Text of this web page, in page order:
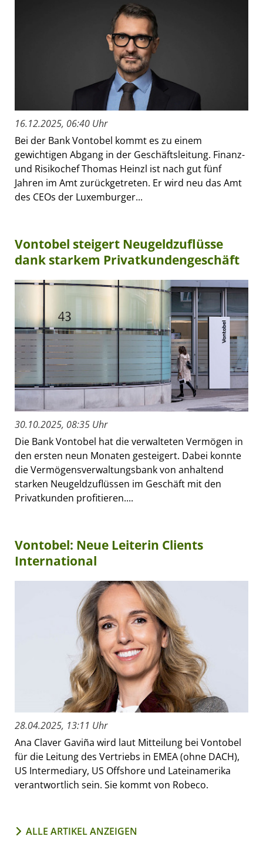
16.12.2025, 06:40 Uhr
Bei der Bank Vontobel kommt es zu einem
gewichtigen Abgang in der Geschäftsleitung. Finanz-
und Risikochef Thomas Heinzl ist nach gut fünf
Jahren im Amt zurückgetreten. Er wird neu das Amt
des CEOs der Luxemburger...
Vontobel steigert Neugeldzuflüsse
dank starkem Privatkundengeschäft
30.10.2025, 08:35 Uhr
Die Bank Vontobel hat die verwalteten Vermögen in
den ersten neun Monaten gesteigert. Dabei konnte
die Vermögensverwaltungsbank von anhaltend
starken Neugeldzuflüssen im Geschäft mit den
Privatkunden profitieren....
Vontobel: Neue Leiterin Clients
International
28.04.2025, 13:11 Uhr
Ana Claver Gaviña wird laut Mitteilung bei Vontobel
für die Leitung des Vertriebs in EMEA (ohne DACH),
US Intermediary, US Offshore und Lateinamerika
verantwortlich sein. Sie kommt von Robeco.
ALLE ARTIKEL ANZEIGEN